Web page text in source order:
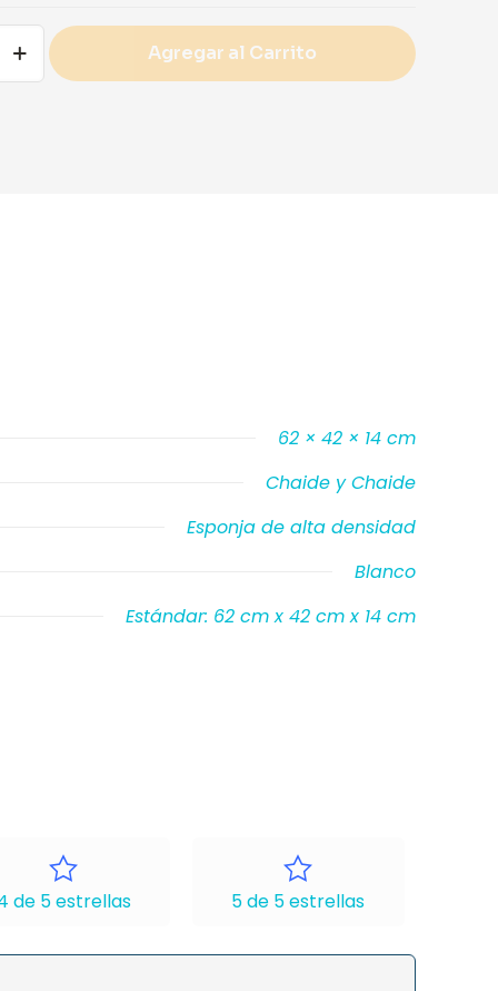
Agregar al Carrito
62 × 42 × 14 cm
Chaide y Chaide
Esponja de alta densidad
Blanco
Estándar: 62 cm x 42 cm x 14 cm
de 5 estrellas 5 de 5 estrellas